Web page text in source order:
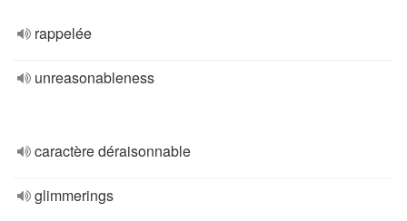
rappelée
unreasonableness
caractère déraisonnable
glimmerings